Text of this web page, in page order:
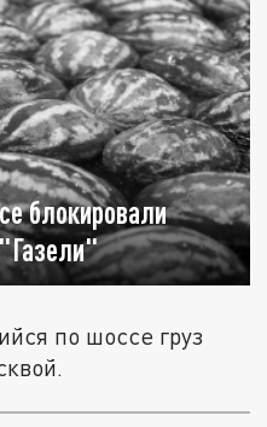
блокировали
по шоссе груз